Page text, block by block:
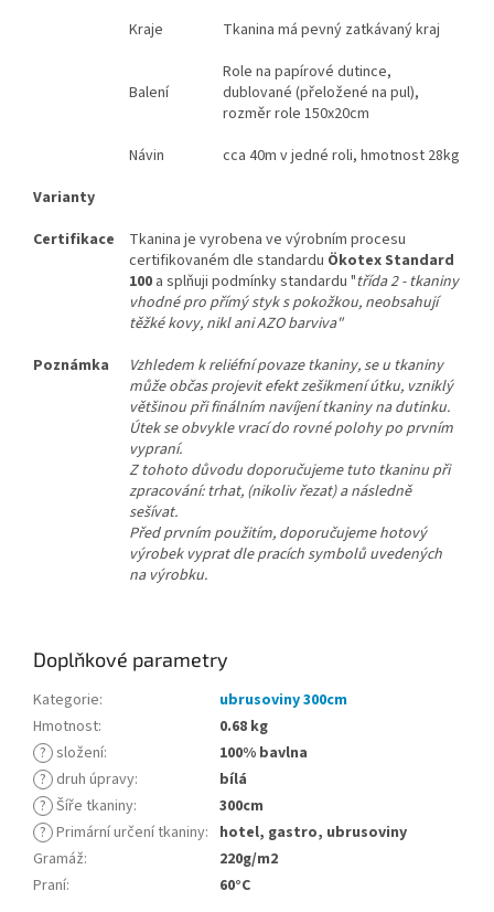
Kraje
Tkanina má pevný zatkávaný kraj
Balení
Role na papírové dutince,
dublované (přeložené na pul),
rozměr role 150x20cm
Návin
cca 40m v jedné roli, hmotnost 28kg
Varianty
Certifikace
Tkanina je vyrobena ve výrobním procesu
certifikovaném dle standardu Ökotex Standard
100 a splňuji podmínky standardu "třída 2 - tkaniny
vhodné pro přímý styk s pokožkou, neobsahují
těžké kovy, nikl ani AZO barviva"
Poznámka
Vzhledem k reliéfní povaze tkaniny, se u tkaniny
může občas projevit efekt zešikmení útku, vzniklý
většinou při finálním navíjení tkaniny na dutinku.
Útek se obvykle vrací do rovné polohy po prvním
vypraní.
Z tohoto důvodu doporučujeme tuto tkaninu při
zpracování: trhat, (nikoliv řezat) a následně
sešívat.
Před prvním použitím, doporučujeme hotový
výrobek vyprat dle pracích symbolů uvedených
na výrobku.
Doplňkové parametry
Kategorie:
ubrusoviny 300cm
Hmotnost:
0.68 kg
? složení:
100% bavlna
? druh úpravy:
bílá
? Šíře tkaniny:
300cm
? Primární určení tkaniny: hotel, gastro, ubrusoviny
Gramáž:
220g/m2
Praní: 60°C